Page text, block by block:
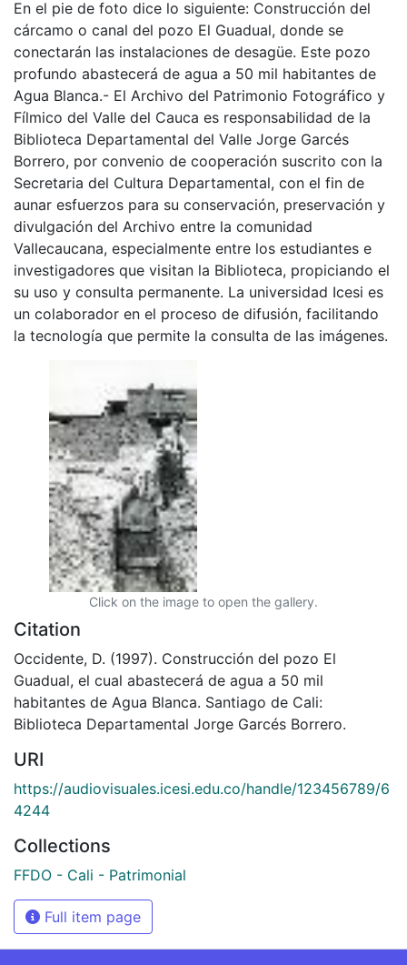
En el pie de foto dice lo siguiente: Construcción del
cárcamo o canal del pozo El Guadual, donde se
conectarán las instalaciones de desagüe. Este pozo
profundo abastecerá de agua a 50 mil habitantes de
Agua Blanca.- El Archivo del Patrimonio Fotográfico y
Fílmico del Valle del Cauca es responsabilidad de la
Biblioteca Departamental del Valle Jorge Garcés
Borrero, por convenio de cooperación suscrito con la
Secretaria del Cultura Departamental, con el fin de
aunar esfuerzos para su conservación, preservación y
divulgación del Archivo entre la comunidad
Vallecaucana, especialmente entre los estudiantes e
investigadores que visitan la Biblioteca, propiciando el
su uso y consulta permanente. La universidad Icesi es
un colaborador en el proceso de difusión, facilitando
la tecnología que permite la consulta de las imágenes.
Click on the image to open the gallery.
Citation
Occidente, D. (1997). Construcción del pozo El
Guadual, el cual abastecerá de agua a 50 mil
habitantes de Agua Blanca. Santiago de Cali:
Biblioteca Departamental Jorge Garcés Borrero.
URI
https://audiovisuales.icesi.edu.co/handle/123456789/6
4244
Collections
FFDO - Cali - Patrimonial
Full item page